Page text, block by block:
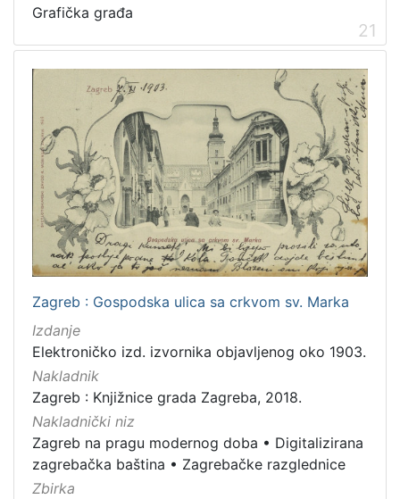
Grafička građa
21
Zagreb : Gospodska ulica sa crkvom sv. Marka
Izdanje
Elektroničko izd. izvornika objavljenog oko 1903.
Nakladnik
Zagreb : Knjižnice grada Zagreba, 2018.
Nakladnički niz
Zagreb na pragu modernog doba • Digitalizirana
zagrebačka baština • Zagrebačke razglednice
Zbirka